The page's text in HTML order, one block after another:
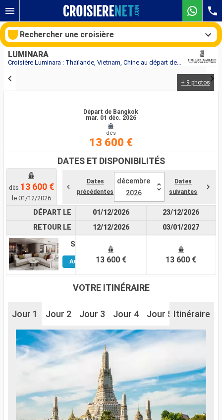
Croisière Luminara : Thaïlande, Vietnam, Chine au départ de Bangkok
LUMINARA
+ 9 photos
Départ de Bangkok
mar. 01 déc. 2026
dès
13 600 €
DATES ET DISPONIBILITÉS
dès 13 600 €
le 01/12/2026
Dates
précédentes
décembre
2026
Dates
suivantes
DÉPART LE
RETOUR LE
Suite
Autres
01/12/2026
12/12/2026
13 600 €
23/12/2026
03/01/2027
13 600 €
VOTRE ITINÉRAIRE
Jour 1 Jour 2 Jour 3 Jour 4 Jour 5 Jour 6
Itinéraire
Rechercher une croisière
Rechercher